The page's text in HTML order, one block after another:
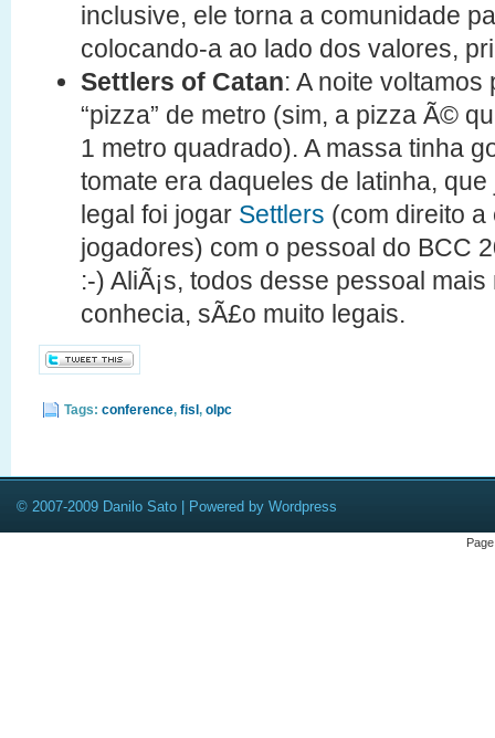
inclusive, ele torna a comunidade
colocando-a ao lado dos valores,
Settlers of Catan: A noite
“pizza” de metro (sim, a pizza Ã©
1 metro quadrado). A massa tinha
tomate era daqueles de latinha, que
legal foi jogar Settlers (com direito
jogadores) com o pessoal do BCC
:-) AliÃ¡s, todos desse pessoal
conhecia, sÃ£o muito legais.
Tags: conference, fisl , olpc
© 2007-2009 Danilo Sato | Powered by Wordpress